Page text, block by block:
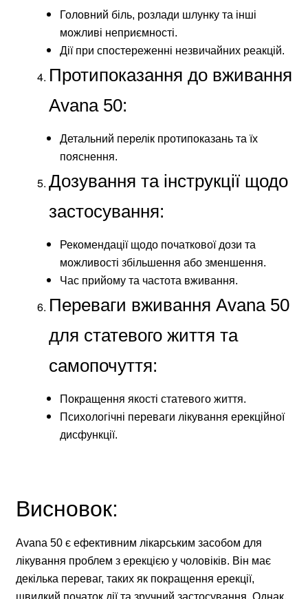
Головний біль, розлади шлунку та інші
можливі неприємності.
Дії при спостереженні незвичайних реакцій.
Протипоказання до вживання
Avana 50:
Детальний перелік протипоказань та їх
пояснення.
Дозування та інструкції щодо
застосування:
Рекомендації щодо початкової дози та
можливості збільшення або зменшення.
Час прийому та частота вживання.
Переваги вживання Avana 50
для статевого життя та
самопочуття:
Покращення якості статевого життя.
Психологічні переваги лікування ерекційної
дисфункції.
Висновок:
Avana 50 є ефективним лікарським засобом для
лікування проблем з ерекцією у чоловіків. Він має
декілька переваг, таких як покращення ерекції,